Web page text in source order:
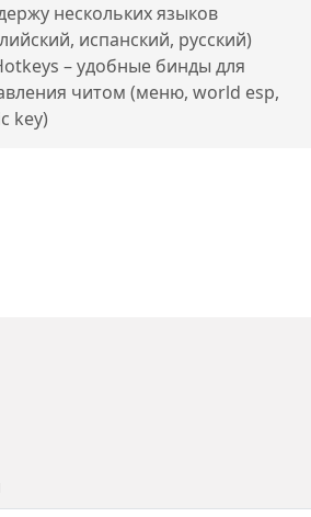
нескольких языков
испанский, русский)
– удобные бинды для
читом (меню, world esp,
key)